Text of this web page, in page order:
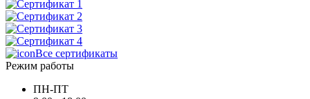
Все сертификаты
Режим работы
ПН-ПТ